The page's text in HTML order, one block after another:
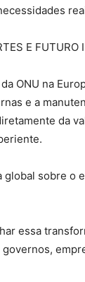
E FUTURO
ONU na
e a
da
global sobre o
essa